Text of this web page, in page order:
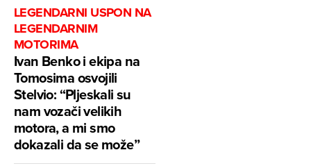
LEGENDARNI USPON NA
LEGENDARNIM
MOTORIMA
Ivan Benko i ekipa na
Tomosima osvojili
Stelvio: “Pljeskali su
nam vozači velikih
motora, a mi smo
dokazali da se može”